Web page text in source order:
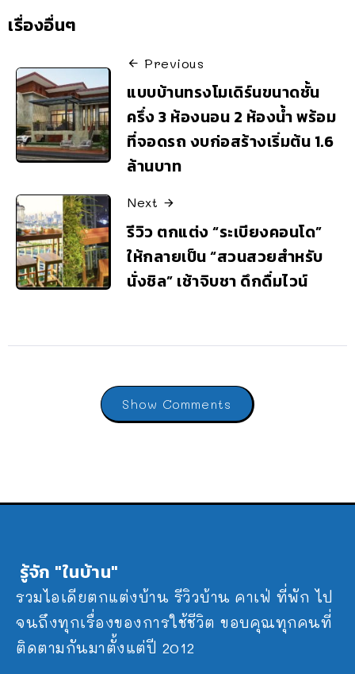
เรื่องอื่นๆ
Previous
แบบบ้านทรงโมเดิร์นขนาดชั้น
ครึ่ง 3 ห้องนอน 2 ห้องน้ำ พร้อม
ที่จอดรถ งบก่อสร้างเริ่มต้น 1.6
ล้านบาท
Next
รีวิว ตกแต่ง “ระเบียงคอนโด”
ให้กลายเป็น “สวนสวยสำหรับ
นั่งชิล” เช้าจิบชา ดึกดื่มไวน์
Show Comments
รู้จัก "ในบ้าน"
รวมไอเดียตกแต่งบ้าน รีวิวบ้าน คาเฟ่ ที่พัก ไป
จนถึงทุกเรื่องของการใช้ชีวิต ขอบคุณทุกคนที่
ติดตามกันมาตั้งแต่ปี 2012